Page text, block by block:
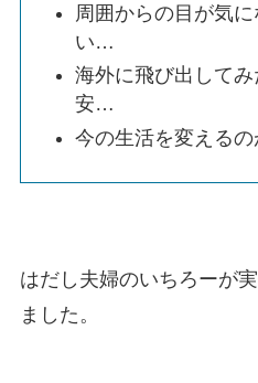
周囲からの目が気
い…
海外に飛び出して
安…
今の生活を変える
はだし夫婦のいちろーが
ました。